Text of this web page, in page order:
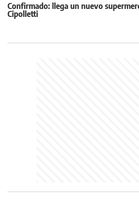
Confirmado: llega un nuevo
Cipolletti